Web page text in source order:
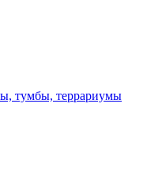
тумбы, террариумы